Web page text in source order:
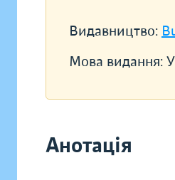
Видавництво:
Мова видання:
Анотація